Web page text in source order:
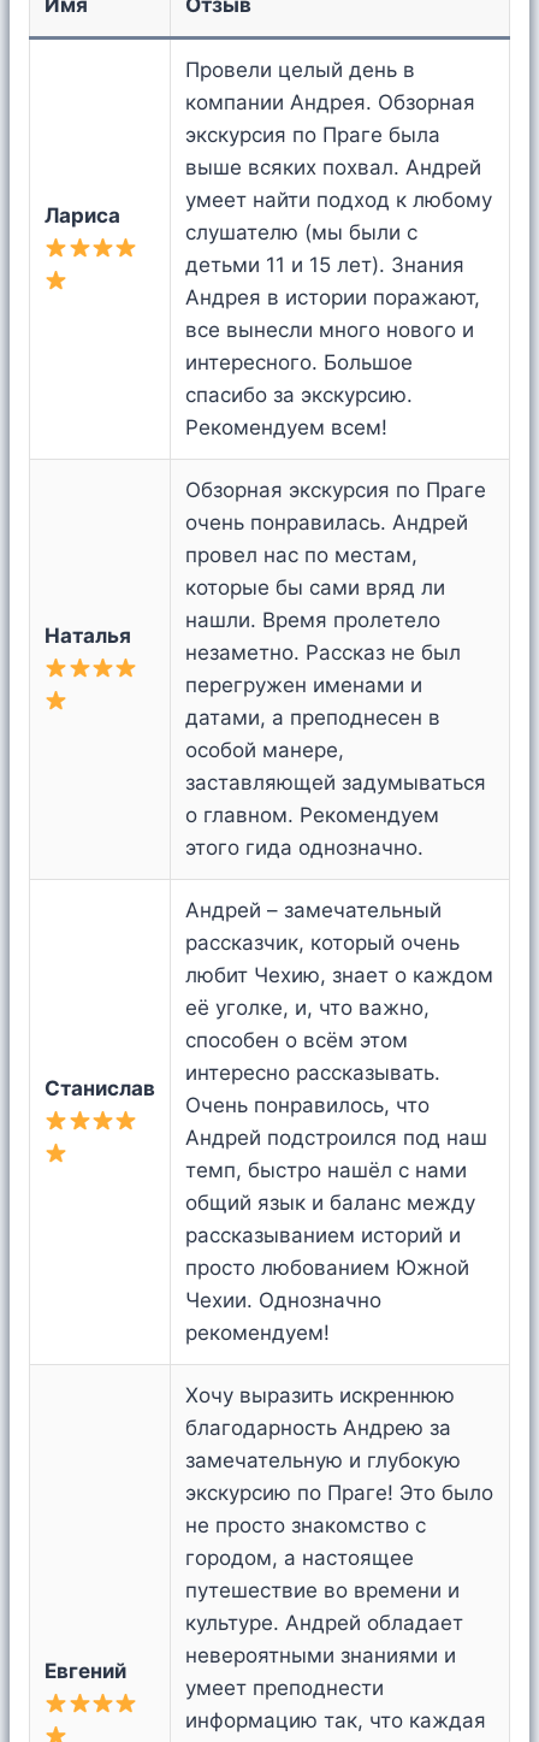
Имя Отзыв
Лариса
Провели целый день в
компании Андрея. Обзорная
экскурсия по Праге была
выше всяких похвал. Андрей
умеет найти подход к любому
слушателю (мы были с
детьми 11 и 15 лет). Знания
Андрея в истории поражают,
все вынесли много нового и
интересного. Большое
спасибо за экскурсию.
Рекомендуем всем!
Наталья
Обзорная экскурсия по Праге
очень понравилась. Андрей
провел нас по местам,
которые бы сами вряд ли
нашли. Время пролетело
незаметно. Рассказ не был
перегружен именами и
датами, а преподнесен в
особой манере,
заставляющей задумываться
о главном. Рекомендуем
этого гида однозначно.
Станислав
Андрей – замечательный
рассказчик, который очень
любит Чехию, знает о каждом
её уголке, и, что важно,
способен о всём этом
интересно рассказывать.
Очень понравилось, что
Андрей подстроился под наш
темп, быстро нашёл с нами
общий язык и баланс между
рассказыванием историй и
просто любованием Южной
Чехии. Однозначно
рекомендуем!
Евгений
Хочу выразить искреннюю
благодарность Андрею за
замечательную и глубокую
экскурсию по Праге! Это было
не просто знакомство с
городом, а настоящее
путешествие во времени и
культуре. Андрей обладает
невероятными знаниями и
умеет преподнести
информацию так, что каждая